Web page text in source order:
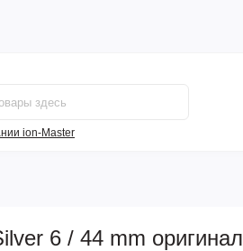
ion-Master
6 / 44 mm оригинал